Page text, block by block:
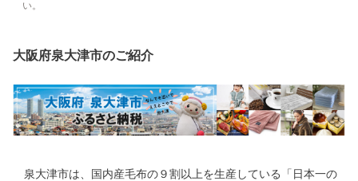
い。
大阪府泉大津市のご紹介
泉大津市は、国内産毛布の９割以上を生産している「日本一の